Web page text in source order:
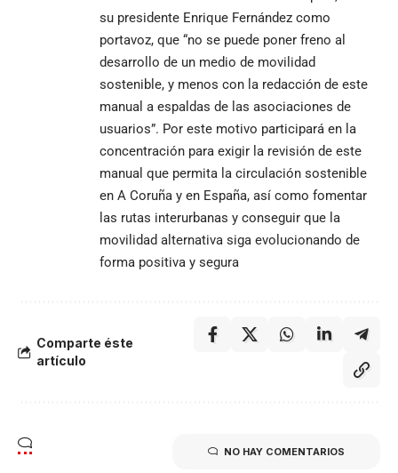
su presidente Enrique Fernández como
portavoz, que “no se puede poner freno al
desarrollo de un medio de movilidad
sostenible, y menos con la redacción de este
manual a espaldas de las asociaciones de
usuarios”. Por este motivo participará en la
concentración para exigir la revisión de este
manual que permita la circulación sostenible
en A Coruña y en España, así como fomentar
las rutas interurbanas y conseguir que la
movilidad alternativa siga evolucionando de
forma positiva y segura
Comparte éste
artículo
NO HAY COMENTARIOS